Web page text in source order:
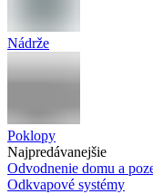
Nádrže
Poklopy
Najpredávanejšie
Odvodnenie domu a
Odkvapové systémy